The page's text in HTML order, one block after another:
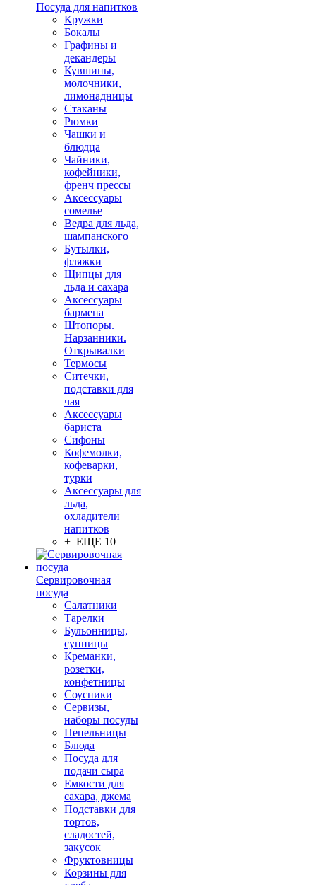
Посуда для напитков
Кружки
Бокалы
Графины и
декандеры
Кувшины,
молочники,
лимонадницы
Стаканы
Рюмки
Чашки и
блюдца
Чайники,
кофейники,
френч прессы
Аксессуары
сомелье
Ведра для льда,
шампанского
Бутылки,
фляжки
Щипцы для
льда и сахара
Аксессуары
бармена
Штопоры.
Нарзанники.
Открывалки
Термосы
Ситечки,
подставки для
чая
Аксессуары
бариста
Сифоны
Кофемолки,
кофеварки,
турки
Аксессуары для
льда,
охладители
напитков
+ ЕЩЕ 10
Сервировочная
посуда
Салатники
Тарелки
Бульонницы,
супницы
Креманки,
розетки,
конфетницы
Соусники
Сервизы,
наборы посуды
Пепельницы
Блюда
Посуда для
подачи сыра
Емкости для
сахара, джема
Подставки для
тортов,
сладостей,
закусок
Фруктовницы
Корзины для